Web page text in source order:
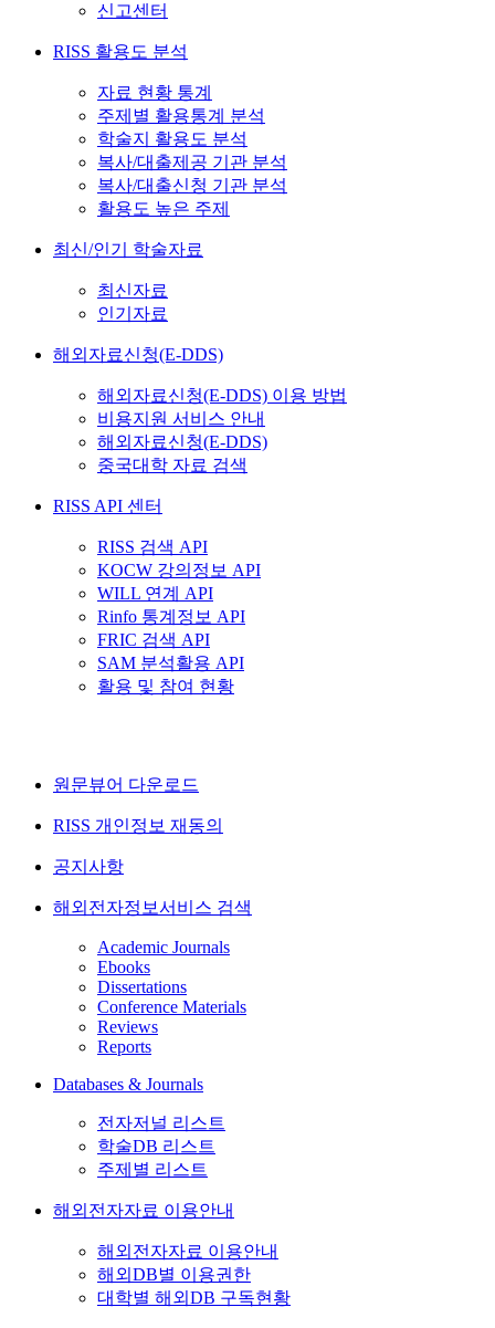
신고센터
RISS 활용도 분석
자료 현황 통계
주제별 활용통계 분석
학술지 활용도 분석
복사/대출제공 기관 분석
복사/대출신청 기관 분석
활용도 높은 주제
최신/인기 학술자료
최신자료
인기자료
해외자료신청(E-DDS)
해외자료신청(E-DDS) 이용 방법
비용지원 서비스 안내
해외자료신청(E-DDS)
중국대학 자료 검색
RISS API 센터
RISS 검색 API
KOCW 강의정보 API
WILL 연계 API
Rinfo 통계정보 API
FRIC 검색 API
SAM 분석활용 API
활용 및 참여 현황
원문뷰어 다운로드
RISS 개인정보 재동의
공지사항
해외전자정보서비스 검색
Academic Journals
Ebooks
Dissertations
Conference Materials
Reviews
Reports
Databases & Journals
전자저널 리스트
학술DB 리스트
주제별 리스트
해외전자자료 이용안내
해외전자자료 이용안내
해외DB별 이용권한
대학별 해외DB 구독현황